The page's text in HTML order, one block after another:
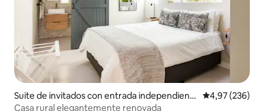
Suite de invitados con entrada independient
e en Paarl
Calificación
4,97 (236)
Casa rural elegantemente renovada